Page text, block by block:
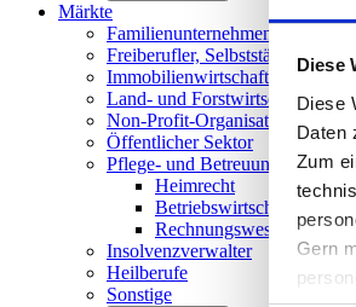
Diese
Diese
Daten
Zum
Gern
Märkte
Familienunternehmen und
Freiberufler, Selbstständige und
Immobilienwirtschaft
Land- und Forstwirtschaft
Non-Profit-Organisationen
Öffentlicher Sektor
Pflege- und
Heimrecht
Betriebswirtschaftliche
Rechnungswesen/
Insolvenzverwalter
Heilberufe
Sonstige